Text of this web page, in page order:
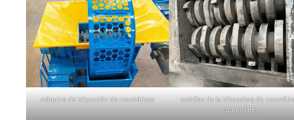
máquina de trituración de neumáticos
cuchillas de la trituradora de
comerciales